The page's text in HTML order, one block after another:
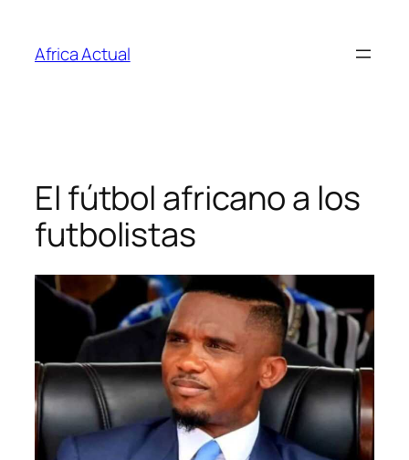
contenido
Africa Actual
El fútbol africano a los
futbolistas